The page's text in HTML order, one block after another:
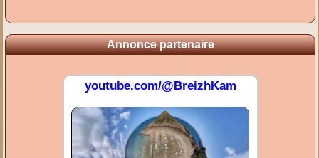
Annonce partenaire
youtube.com/@BreizhKam